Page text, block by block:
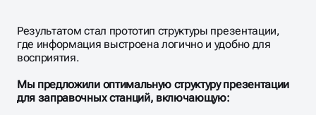
Результатом стал прототип структуры презентации,
где информация выстроена логично и удобно для
восприятия.
Мы предложили оптимальную структуру презентации
для заправочных станций, включающую: